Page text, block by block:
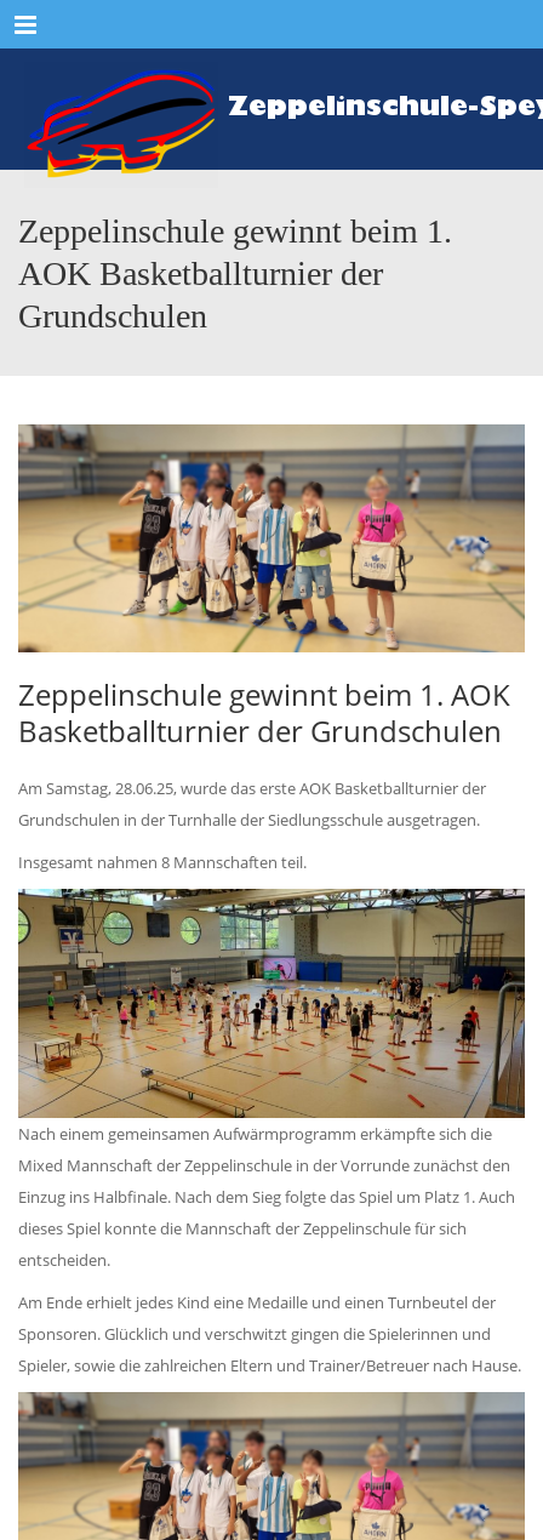
Menu
Zeppelinschule gewinnt beim 1.
AOK Basketballturnier der
Grundschulen
Zeppelinschule gewinnt beim 1. AOK
Basketballturnier der Grundschulen
Am Samstag, 28.06.25, wurde das erste AOK Basketballturnier der
Grundschulen in der Turnhalle der Siedlungsschule ausgetragen.
Insgesamt nahmen 8 Mannschaften teil.
Nach einem gemeinsamen Aufwärmprogramm erkämpfte sich die
Mixed Mannschaft der Zeppelinschule in der Vorrunde zunächst den
Einzug ins Halbfinale. Nach dem Sieg folgte das Spiel um Platz 1. Auch
dieses Spiel konnte die Mannschaft der Zeppelinschule für sich
entscheiden.
Am Ende erhielt jedes Kind eine Medaille und einen Turnbeutel der
Sponsoren. Glücklich und verschwitzt gingen die Spielerinnen und
Spieler, sowie die zahlreichen Eltern und Trainer/Betreuer nach Hause.